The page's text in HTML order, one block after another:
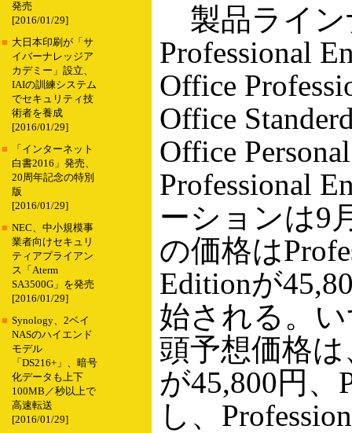
発売
[2016/01/29]
■ 大日本印刷が「サ
イバーナレッジア
カデミー」設立、
IAIの訓練システム
でセキュリティ技
術者を養成
[2016/01/29]
■
「インターネット
白書2016」発売、
20周年記念の特別
版
[2016/01/29]
■ NEC、中小規模事
業者向けセキュリ
ティアプライアン
ス「Aterm
SA3500G」を発売
[2016/01/29]
■ Synology、2ベイ
NASのハイエンド
モデル
「DS216+」、暗号
化データも上下
100MB／秒以上で
高速転送
[2016/01/29]
製品ライン
Professional
Office
Office
Office
Professional
ーションは9
の価格は
Editionが
始される。
頭予想価格は
が45,800円、
し、